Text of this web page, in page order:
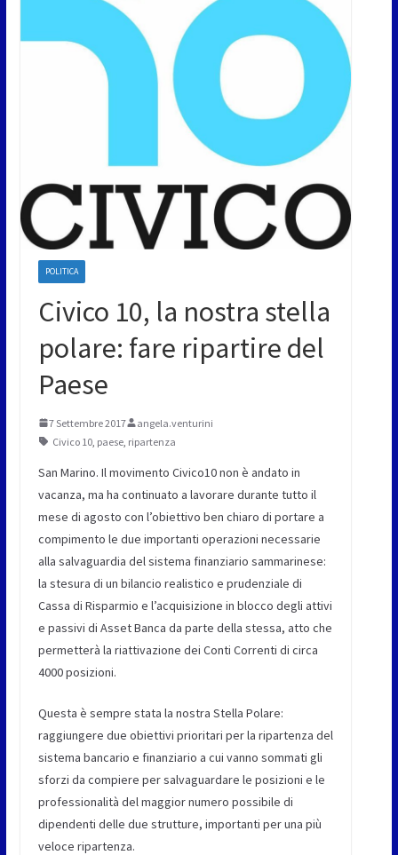
POLITICA
Civico 10, la nostra stella
polare: fare ripartire del
Paese
7 Settembre 2017
angela.venturini
Civico 10, paese, ripartenza
San Marino. Il movimento Civico10 non è andato in
vacanza, ma ha continuato a lavorare durante tutto il
mese di agosto con l’obiettivo ben chiaro di portare a
compimento le due importanti operazioni necessarie
alla salvaguardia del sistema finanziario sammarinese:
la stesura di un bilancio realistico e prudenziale di
Cassa di Risparmio e l’acquisizione in blocco degli attivi
e passivi di Asset Banca da parte della stessa, atto che
permetterà la riattivazione dei Conti Correnti di circa
4000 posizioni.
Questa è sempre stata la nostra Stella Polare:
raggiungere due obiettivi prioritari per la ripartenza del
sistema bancario e finanziario a cui vanno sommati gli
sforzi da compiere per salvaguardare le posizioni e le
professionalità del maggior numero possibile di
dipendenti delle due strutture, importanti per una più
veloce ripartenza.